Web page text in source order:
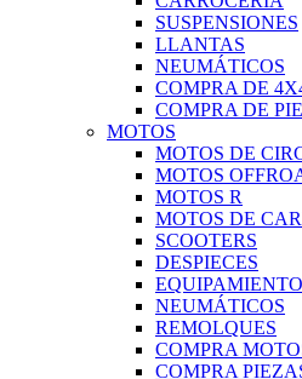
SUSPENSIONES
LLANTAS
NEUMÁTICOS
COMPRA DE
COMPRA DE
MOTOS
MOTOS DE
MOTOS
MOTOS R
MOTOS DE
SCOOTERS
DESPIECES
EQUIPAMIENTO
NEUMÁTICOS
REMOLQUES
COMPRA
COMPRA